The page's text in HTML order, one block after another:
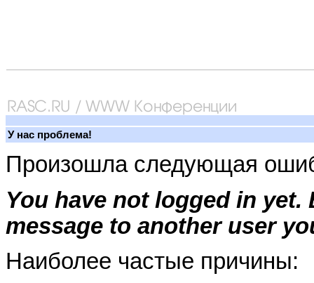
У нас проблема!
Произошла следующая
You have not logged in
message to another user
Наиболее частые причины: